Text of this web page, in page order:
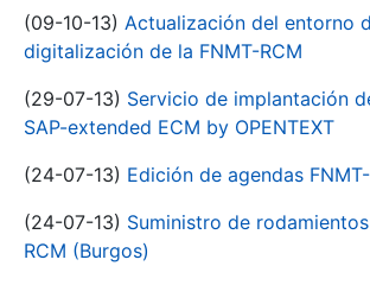
(09-10-13) Actualización del entorno
digitalización de la FNMT-RCM
(29-07-13) Servicio de implantación
SAP-extended ECM by OPENTEXT
(24-07-13) Edición de agendas
(24-07-13) Suministro de
RCM (Burgos)